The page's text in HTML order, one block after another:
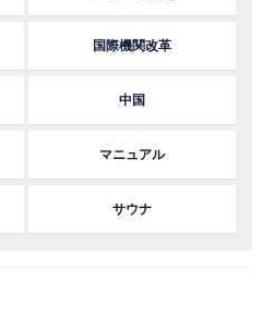
国際機関改革
中国
マニュアル
サウナ